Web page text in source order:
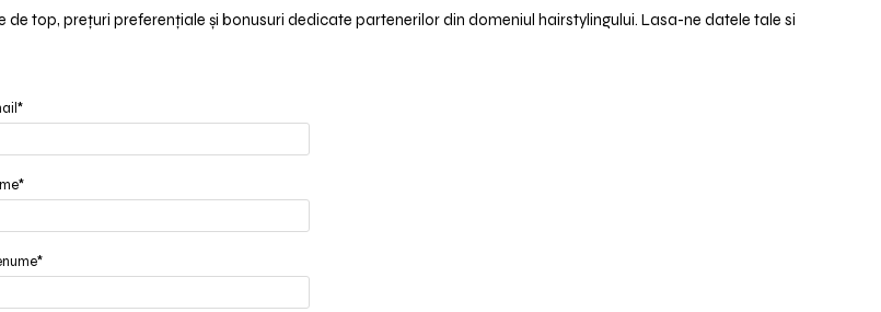
top, prețuri preferențiale și bonusuri dedicate partenerilor din domeniul hairstylingului. Lasa-ne datele tale si